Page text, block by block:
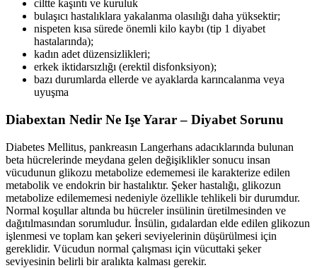
ciltte kaşıntı ve kuruluk
bulaşıcı hastalıklara yakalanma olasılığı daha yüksektir;
nispeten kısa sürede önemli kilo kaybı (tip 1 diyabet
hastalarında);
kadın adet düzensizlikleri;
erkek iktidarsızlığı (erektil disfonksiyon);
bazı durumlarda ellerde ve ayaklarda karıncalanma veya
uyuşma
Diabextan Nedir Ne Işe Yarar – Diyabet Sorunu
Diabetes Mellitus, pankreasın Langerhans adacıklarında bulunan
beta hücrelerinde meydana gelen değişiklikler sonucu insan
vücudunun glikozu metabolize edememesi ile karakterize edilen
metabolik ve endokrin bir hastalıktır. Şeker hastalığı, glikozun
metabolize edilememesi nedeniyle özellikle tehlikeli bir durumdur.
Normal koşullar altında bu hücreler insülinin üretilmesinden ve
dağıtılmasından sorumludur. İnsülin, gıdalardan elde edilen glikozun
işlenmesi ve toplam kan şekeri seviyelerinin düşürülmesi için
gereklidir. Vücudun normal çalışması için vücuttaki şeker
seviyesinin belirli bir aralıkta kalması gerekir.